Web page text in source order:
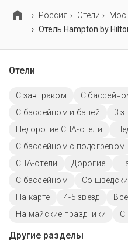
бронированием у
оплачивается отдельно.
Россия Отели
Отель Hampton by
Отели
С завтраком С
С бассейном и баней
3
Недорогие СПА-отели
С бассейном с подогревом
СПА-отели
Дорогие
C бассейном
Со
На карте
4-5 звёзд
На майские праздники
Другие разделы